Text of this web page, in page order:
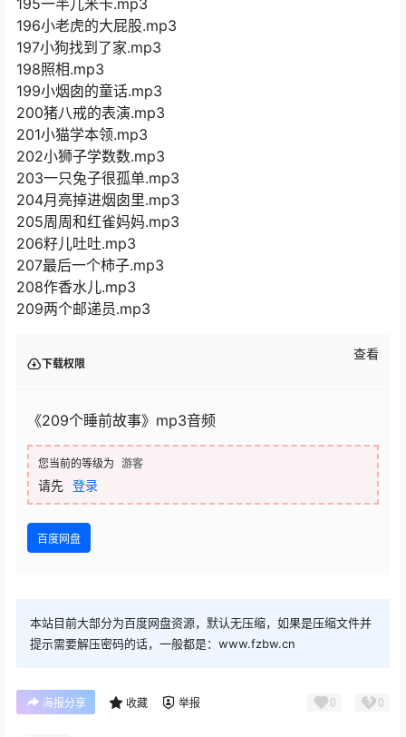
195一半儿米卡.mp3
196小老虎的大屁股.mp3
197小狗找到了家.mp3
198照相.mp3
199小烟囱的童话.mp3
200猪八戒的表演.mp3
201小猫学本领.mp3
202小狮子学数数.mp3
203一只兔子很孤单.mp3
204月亮掉进烟囱里.mp3
205周周和红雀妈妈.mp3
206籽儿吐吐.mp3
207最后一个柿子.mp3
208作香水儿.mp3
209两个邮递员.mp3
下载权限
查看
《209个睡前故事》mp3音频
您当前的等级为 游客
请先 登录
百度网盘
本站目前大部分为百度网盘资源，默认无压缩，如果是压缩文件并
提示需要解压密码的话，一般都是：www.fzbw.cn
海报分享 收藏 举报 0 0